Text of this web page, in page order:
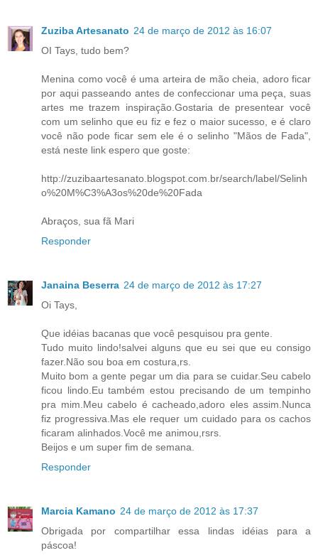
Zuziba Artesanato 24 de março de 2012 às 16:07
OI Tays, tudo bem?
Menina como você é uma arteira de mão cheia, adoro ficar
por aqui passeando antes de confeccionar uma peça, suas
artes me trazem inspiração.Gostaria de presentear você
com um selinho que eu fiz e fez o maior sucesso, e é claro
você não pode ficar sem ele é o selinho "Mãos de Fada",
está neste link espero que goste:
http://zuzibaartesanato.blogspot.com.br/search/label/Selinh
o%20M%C3%A3os%20de%20Fada
Abraços, sua fã Mari
Responder
Janaina Beserra 24 de março de 2012 às 17:27
Oi Tays,
Que idéias bacanas que você pesquisou pra gente.
Tudo muito lindo!salvei alguns que eu sei que eu consigo
fazer.Não sou boa em costura,rs.
Muito bom a gente pegar um dia para se cuidar.Seu cabelo
ficou lindo.Eu também estou precisando de um tempinho
pra mim.Meu cabelo é cacheado,adoro eles assim.Nunca
fiz progressiva.Mas ele requer um cuidado para os cachos
ficaram alinhados.Você me animou,rsrs.
Beijos e um super fim de semana.
Responder
Marcia Kamano 24 de março de 2012 às 17:37
Obrigada por compartilhar essa lindas idéias para a
páscoa!